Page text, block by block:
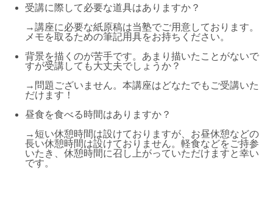
受講に際して必要な道具はありますか？
→講座に必要な紙原稿は当塾でご用意しております。
メモを取るための筆記用具をお持ちください。
背景を描くのが苦手です。あまり描いたことがないで
すが受講しても大丈夫でしょうか？
→問題ございません。本講座はどなたでもご受講いた
だけます！
昼食を食べる時間はありますか？
→短い休憩時間は設けておりますが、お昼休憩などの
長い休憩時間は設けておりません。軽食などをご持参
いたき、休憩時間に召し上がっていただけますと幸い
です。